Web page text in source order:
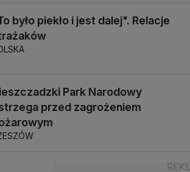
było piekło i jest dalej". Relacje
Park Narodowy
przed zagrożeniem